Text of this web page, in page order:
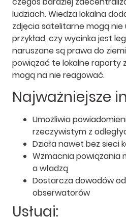
ludziach. Wiedza lokalna
zdjęcia satelitarne mogą
przykład, czy wycinka jest
naruszane są prawa do
powiązać te lokalne raporty
mogą na nie reagować.
Najważniejsze
Umożliwia
rzeczywistym z
Działa nawet bez sieci
Wzmacnia powiązania
a władzą
Dostarcza dowodów
obserwatorów
Usługi: